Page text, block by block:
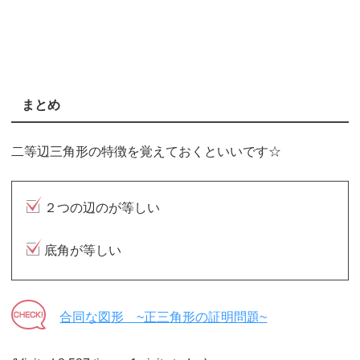
まとめ
二等辺三角形の特徴を覚えておくといいです☆
２つの辺のが等しい
底角が等しい
合同な図形 ~正三角形の証明問題~